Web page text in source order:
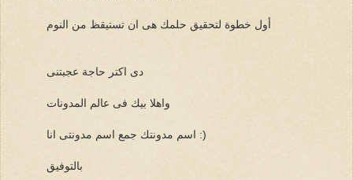
أول خطوة لتحقيق حلمك هى ان تستيقظ من النوم
دى اكتر حاجة عجبتنى
واهلا بيك فى عالم المدونات
اسم مدونتك جمع اسم مدونتى انا :)
بالتوفيق